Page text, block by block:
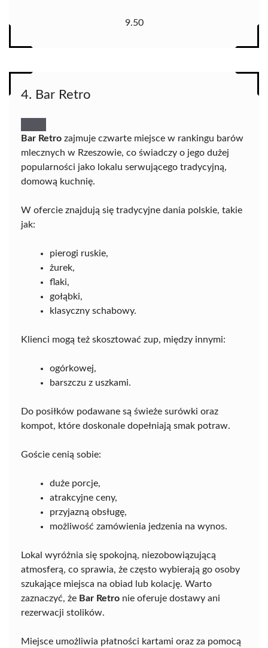
9.50
4. Bar Retro
Bar Retro zajmuje czwarte miejsce w rankingu barów
mlecznych w Rzeszowie, co świadczy o jego dużej
popularności jako lokalu serwującego tradycyjną,
domową kuchnię.
W ofercie znajdują się tradycyjne dania polskie, takie
jak:
pierogi ruskie,
żurek,
flaki,
gołąbki,
klasyczny schabowy.
Klienci mogą też skosztować zup, między innymi:
ogórkowej,
barszczu z uszkami.
Do posiłków podawane są świeże surówki oraz
kompot, które doskonale dopełniają smak potraw.
Goście cenią sobie:
duże porcje,
atrakcyjne ceny,
przyjazną obsługę,
możliwość zamówienia jedzenia na wynos.
Lokal wyróżnia się spokojną, niezobowiązującą
atmosferą, co sprawia, że często wybierają go osoby
szukające miejsca na obiad lub kolację. Warto
zaznaczyć, że Bar Retro nie oferuje dostawy ani
rezerwacji stolików.
Miejsce umożliwia płatności kartami oraz za pomocą